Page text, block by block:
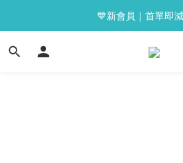
⭐逢星期一malluxe day｜
💙新會員｜首單即
⭐逢星期一malluxe day｜